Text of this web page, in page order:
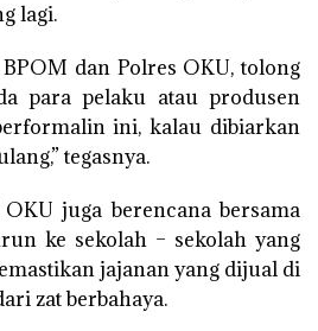
lagi.
dan Polres OKU, tolong
para pelaku atau produsen
ini, kalau dibiarkan
tegasnya.
juga berencana bersama
ke sekolah – sekolah yang
jajanan yang dijual di
zat berbahaya.